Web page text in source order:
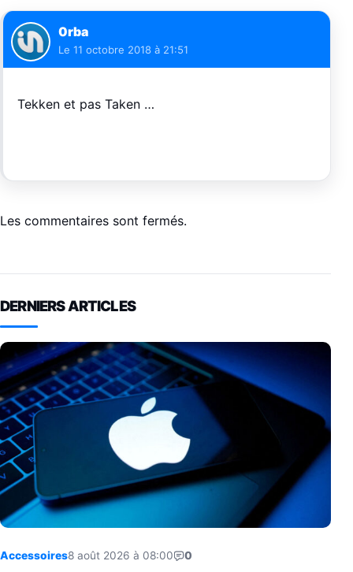
0rba
Le 11 octobre 2018 à 21:51
Tekken et pas Taken …
Les commentaires sont fermés.
DERNIERS ARTICLES
Accessoires8 août 2026 à 08:00 0